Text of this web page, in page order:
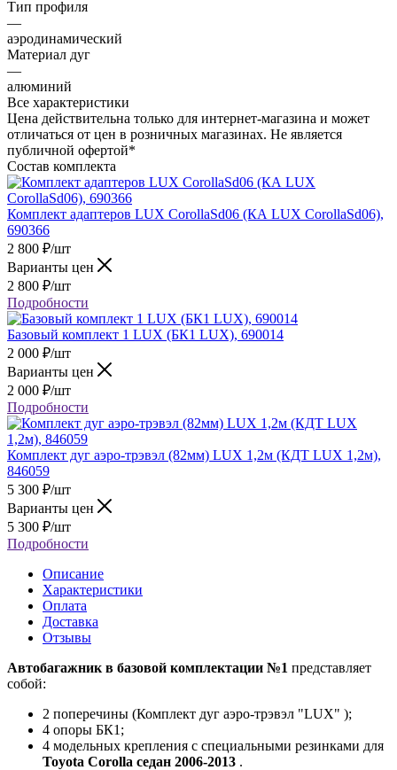
Тип профиля
—
аэродинамический
Материал дуг
—
алюминий
Все характеристики
Цена действительна только для интернет-магазина и может
отличаться от цен в розничных магазинах. Не является
публичной офертой*
Состав комплекта
Комплект адаптеров LUX CorollaSd06 (КА LUX CorollaSd06),
690366
2 800 ₽/шт
Варианты цен
2 800 ₽/шт
Подробности
Базовый комплект 1 LUX (БК1 LUX), 690014
2 000 ₽/шт
Варианты цен
2 000 ₽/шт
Подробности
Комплект дуг аэро-трэвэл (82мм) LUX 1,2м (КДТ LUX 1,2м),
846059
5 300 ₽/шт
Варианты цен
5 300 ₽/шт
Подробности
Описание
Характеристики
Оплата
Доставка
Отзывы
Автобагажник в базовой комплектации №1 представляет
собой:
2 поперечины (Комплект дуг аэро-трэвэл "LUX" );
4 опоры БК1;
4 модельных крепления с специальными резинками для
Toyota Corolla седан 2006-2013 .